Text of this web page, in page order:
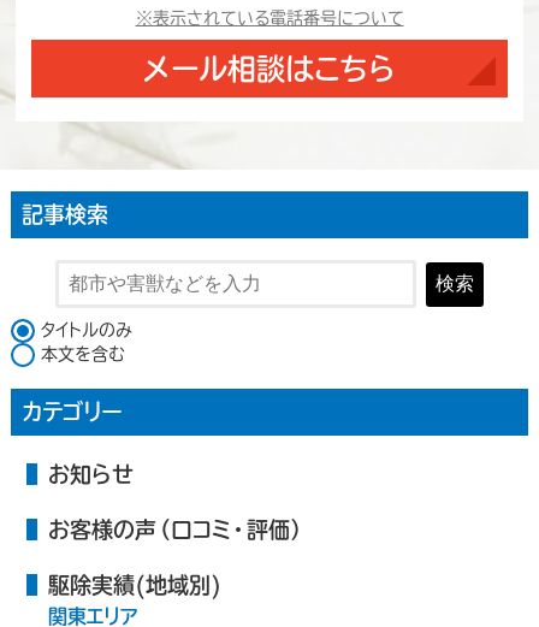
※表示されている電話番号について
メール相談はこちら
記事検索
検索
検索対象
タイトルのみ
本文を含む
カテゴリー
お知らせ
お客様の声（口コミ・評価）
駆除実績(地域別)
関東エリア